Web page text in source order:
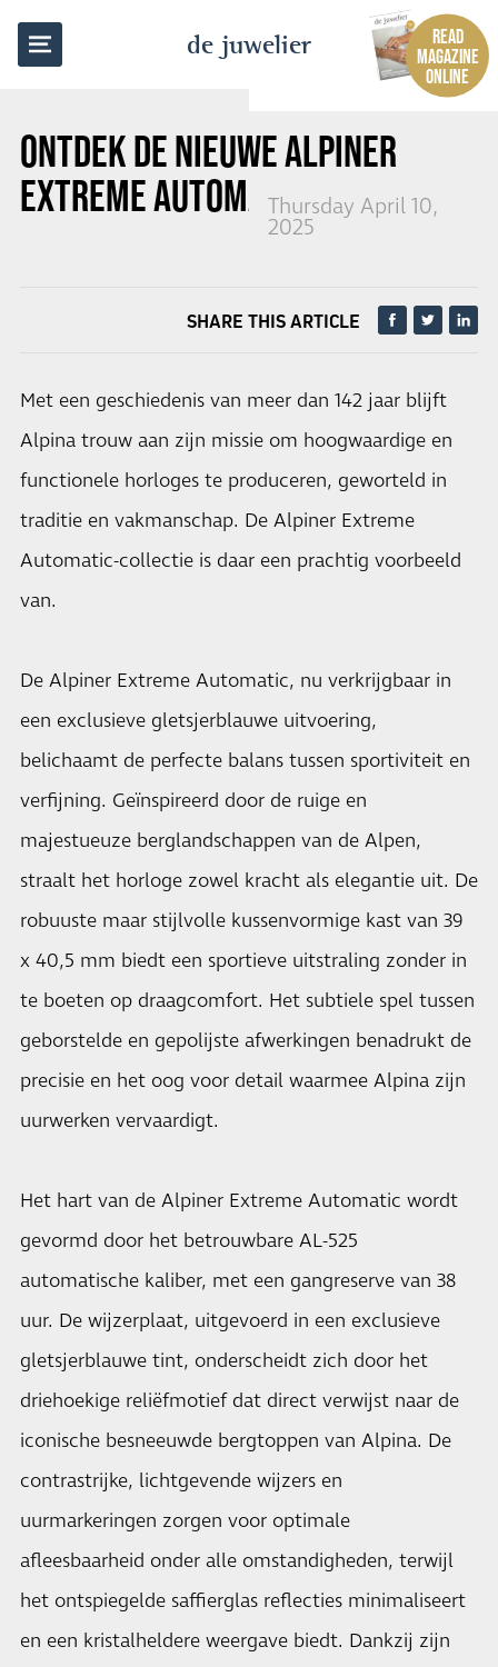
de juwelier
READ
MAGAZINE
ONLINE
ONTDEK DE NIEUWE ALPINER
EXTREME AUTOMATICThursday April 10,
2025
BACK TO OVERVIEW
SHARE THIS ARTICLE
Met een geschiedenis van meer dan 142 jaar blijft
Alpina trouw aan zijn missie om hoogwaardige en
functionele horloges te produceren, geworteld in
traditie en vakmanschap. De Alpiner Extreme
Automatic-collectie is daar een prachtig voorbeeld
van.
De Alpiner Extreme Automatic, nu verkrijgbaar in
een exclusieve gletsjerblauwe uitvoering,
belichaamt de perfecte balans tussen sportiviteit en
verfijning. Geïnspireerd door de ruige en
majestueuze berglandschappen van de Alpen,
straalt het horloge zowel kracht als elegantie uit. De
robuuste maar stijlvolle kussenvormige kast van 39
x 40,5 mm biedt een sportieve uitstraling zonder in
te boeten op draagcomfort. Het subtiele spel tussen
geborstelde en gepolijste afwerkingen benadrukt de
precisie en het oog voor detail waarmee Alpina zijn
uurwerken vervaardigt.
Het hart van de Alpiner Extreme Automatic wordt
gevormd door het betrouwbare AL-525
automatische kaliber, met een gangreserve van 38
uur. De wijzerplaat, uitgevoerd in een exclusieve
gletsjerblauwe tint, onderscheidt zich door het
driehoekige reliëfmotief dat direct verwijst naar de
iconische besneeuwde bergtoppen van Alpina. De
contrastrijke, lichtgevende wijzers en
uurmarkeringen zorgen voor optimale
afleesbaarheid onder alle omstandigheden, terwijl
het ontspiegelde saffierglas reflecties minimaliseert
en een kristalheldere weergave biedt. Dankzij zijn